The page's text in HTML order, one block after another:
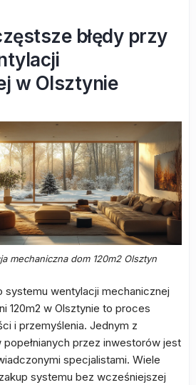
błędy przy
w Olsztynie
mechaniczna dom 120m2 Olsztyn
wentylacji mechanicznej
120m2 w Olsztynie to proces
i przemyślenia. Jednym z
przez inwestorów jest
specjalistami. Wiele
systemu bez wcześniejszej